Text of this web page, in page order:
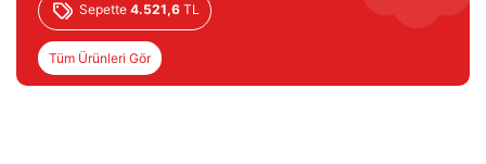
Sepette 4.521,6 TL
Tüm Ürünleri Gör